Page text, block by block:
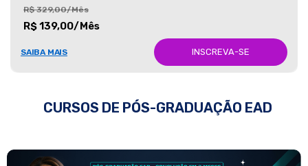
R$ 329,00/Mês
R$ 139,00/Mês
SAIBA MAIS INSCREVA-SE
CURSOS DE PÓS-GRADUAÇÃO EAD